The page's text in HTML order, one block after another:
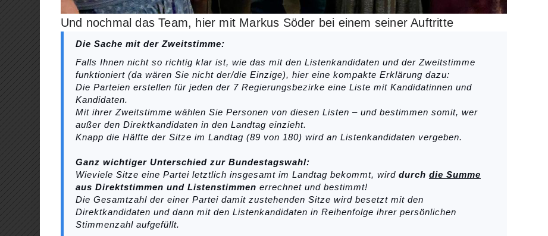
Und nochmal das Team, hier mit Markus Söder bei einem seiner Auftritte
Die Sache mit der Zweitstimme:
Falls Ihnen nicht so richtig klar ist, wie das mit den Listenkandidaten und der Zweitstimme
funktioniert (da wären Sie nicht der/die Einzige), hier eine kompakte Erklärung dazu:
Die Parteien erstellen für jeden der 7 Regierungsbezirke eine Liste mit Kandidatinnen und
Kandidaten.
Mit ihrer Zweitstimme wählen Sie Personen von diesen Listen – und bestimmen somit, wer
außer den Direktkandidaten in den Landtag einzieht.
Knapp die Hälfte der Sitze im Landtag (89 von 180) wird an Listenkandidaten vergeben.
Ganz wichtiger Unterschied zur Bundestagswahl:
Wieviele Sitze eine Partei letztlich insgesamt im Landtag bekommt, wird durch die Summe
aus Direktstimmen und Listenstimmen errechnet und bestimmt!
Die Gesamtzahl der einer Partei damit zustehenden Sitze wird besetzt mit den
Direktkandidaten und dann mit den Listenkandidaten in Reihenfolge ihrer persönlichen
Stimmenzahl aufgefüllt.